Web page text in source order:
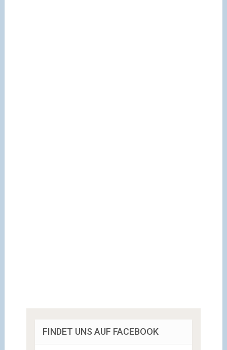
FINDET UNS AUF FACEBOOK